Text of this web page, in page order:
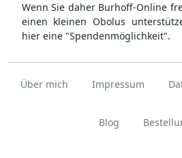
Wenn Sie daher Burhoff-Online
einen kleinen Obolus
hier eine "Spendenmöglichkeit".
Über mich Impressum
Blog